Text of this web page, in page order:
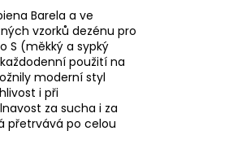
Barela a ve
vzorků dezénu pro
S (měkký a sypký
použití na
moderní styl
i při
za sucha i za
přetrvává po celou